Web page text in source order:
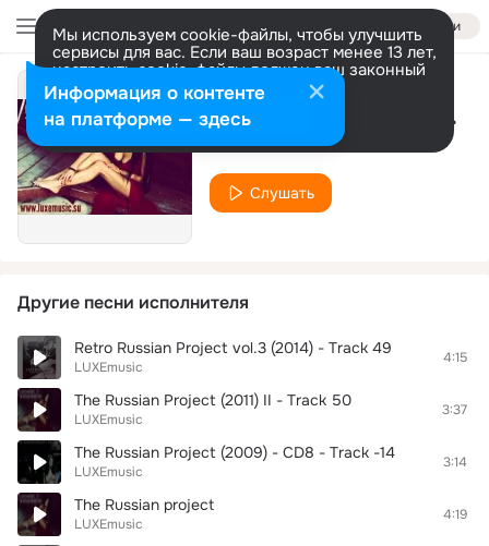
Войти
Мы используем cookie-файлы, чтобы улучшить
сервисы для вас. Если ваш возраст менее 13 лет,
настроить cookie-файлы должен ваш законный
представитель. Больше информации
Разрешить все Настроить Retro Russian Project vol.3 (2014)
LUXEmusic
Слушать
Другие песни исполнителя
Retro Russian Project vol.3 (2014) - Track 49
LUXEmusic
4:15
The Russian Project (2011) II - Track 50
LUXEmusic
3:37
The Russian Project (2009) - CD8 - Track -14
LUXEmusic
3:14
The Russian project
LUXEmusic
4:19
Информация о контенте
на платформе — здесь